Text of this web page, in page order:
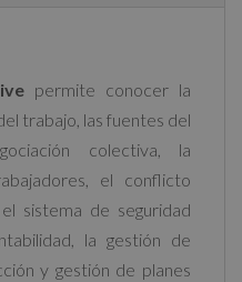
permite conocer la
trabajo, las fuentes del
colectiva, la
el conflicto
sistema de seguridad
la gestión de
y gestión de planes